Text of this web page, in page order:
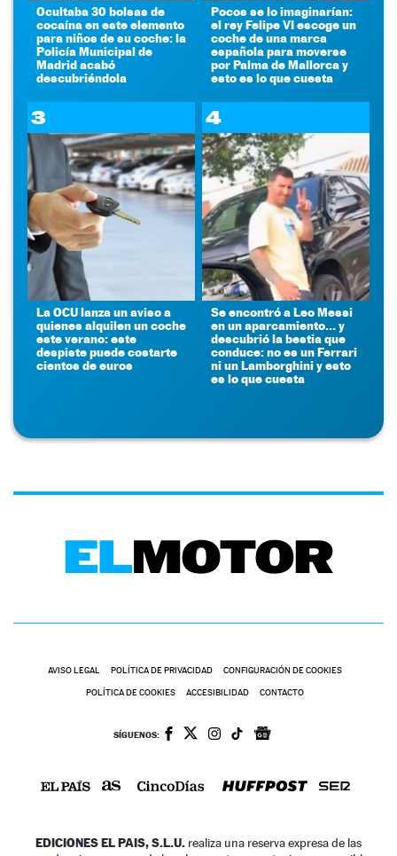
Ocultaba 30 bolsas de
cocaína en este elemento
para niños de su coche: la
Policía Municipal de
Madrid acabó
descubriéndola
Pocos se lo imaginarían:
el rey Felipe VI escoge un
coche de una marca
española para moverse
por Palma de Mallorca y
esto es lo que cuesta
3
La OCU lanza un aviso a
quienes alquilen un coche
este verano: este
despiste puede costarte
cientos de euros
4
Se encontró a Leo Messi
en un aparcamiento... y
descubrió la bestia que
conduce: no es un Ferrari
ni un Lamborghini y esto
es lo que cuesta
AVISO LEGAL POLÍTICA DE PRIVACIDAD CONFIGURACIÓN DE COOKIES
POLÍTICA DE COOKIES ACCESIBILIDAD CONTACTO
SÍGUENOS:
EDICIONES EL PAIS, S.L.U. realiza una reserva expresa de las